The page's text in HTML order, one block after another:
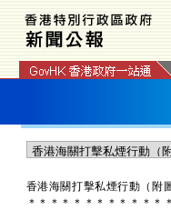
香港海關打擊私煙行動（附圖
＊ ＊ ＊ ＊ ＊ ＊ ＊ ＊ ＊ ＊ ＊ ＊ ＊